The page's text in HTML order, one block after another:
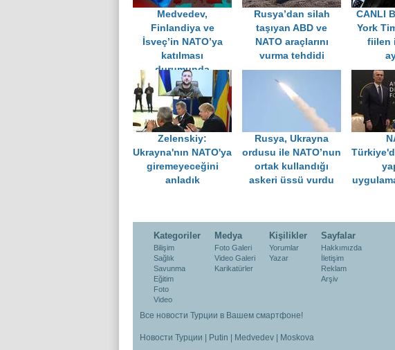
Medvedev,
Finlandiya ve
İsveç’in NATO’ya
katılması
durumunda
olacakları sıraladı
Rusya’dan silah
taşıyan ABD ve
NATO araçlarını
vurma tehdidi
CANLI
York
fiilen
Zelenskiy:
Ukrayna'nın NATO'ya
giremeyeceğini
anladık
Rusya, Ukrayna
ordusu ile NATO’nun
ortak kullandığı
askeri üssü vurdu
Kategoriler
Bilişim
Sağlık
Savunma
Eğitim
Foto
Video
Medya
Foto Galeri
Video Galeri
Karikatürler
Kişilikler
Yorumlar
Yazar
Sayfalar
Hakkımızda
İletişim
Reklam
Arşiv
Все новости Турции в Вашем смартфоне!
Новости Турции Putin Medvedev Moskova